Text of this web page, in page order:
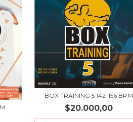
BOX TRAINING 5 142-156 BPM
$20.000,00